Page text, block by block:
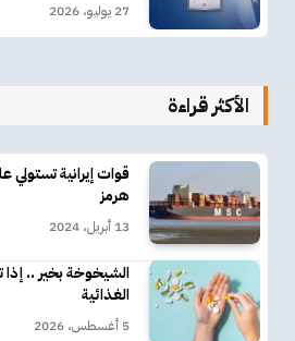
27 يوليو، 2026
الأكثر قراءة
قوات إيرانية
هرمز
13 أبريل، 2024
الشيخوخة بخير ..
الغذائية
5 أغسطس، 2026